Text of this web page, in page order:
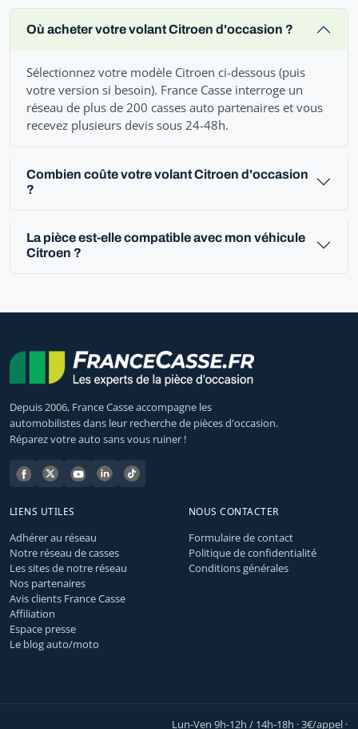
Où acheter votre volant Citroen d'occasion ?
Sélectionnez votre modèle Citroen ci-dessous (puis
votre version si besoin). France Casse interroge un
réseau de plus de 200 casses auto partenaires et vous
recevez plusieurs devis sous 24-48h.
Combien coûte votre volant Citroen d'occasion
?
La pièce est-elle compatible avec mon véhicule
Citroen ?
Depuis 2006, France Casse accompagne les
automobilistes dans leur recherche de pièces d'occasion.
Réparez votre auto sans vous ruiner !
LIENS UTILES
Adhérer au réseau
Notre réseau de casses
Les sites de notre réseau
Nos partenaires
Avis clients France Casse
Affiliation
Espace presse
Le blog auto/moto
NOUS CONTACTER
Formulaire de contact
Politique de confidentialité
Conditions générales
Lun-Ven 9h-12h / 14h-18h · 3€/appel ·